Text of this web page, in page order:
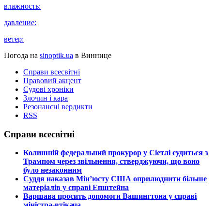
влажность:
давление:
ветер:
Погода на sinoptik.ua в Виннице
Справи всесвітні
Правовий акцент
Судові хроніки
Злочин і кара
Резонансні вердикти
RSS
Справи всесвітні
​Колишній федеральний прокурор у Сіетлі судиться з
Трампом через звільнення, стверджуючи, що воно
було незаконним
​Суддя наказав Мін’юсту США оприлюднити більше
матеріалів у справі Епштейна
​Варшава просить допомоги Вашингтона у справі